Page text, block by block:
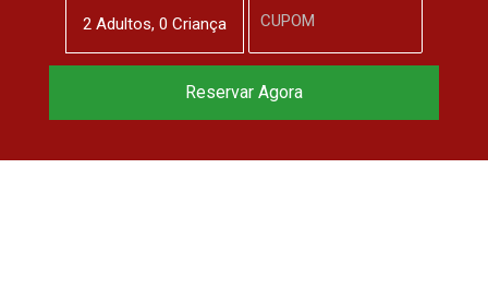
2 Adultos, 0 Criança
Reserve agora, com
Reservar Agora